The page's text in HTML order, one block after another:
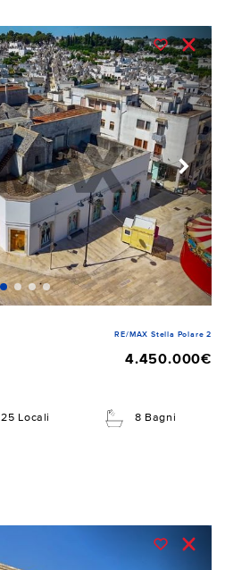
RE/MAX Stella Polare 2
4.450.000€
25 Locali 8 Bagni